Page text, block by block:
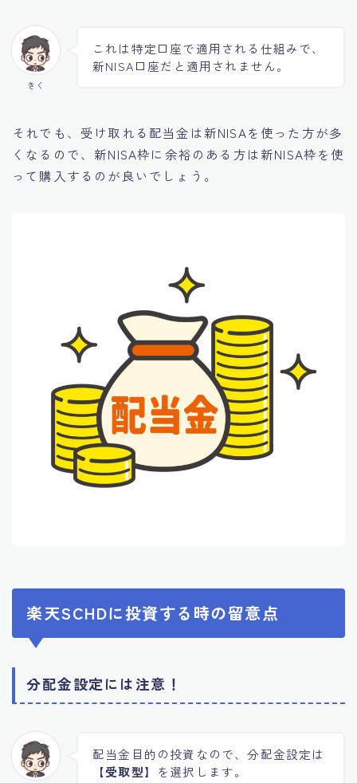
きく
これは特定口座で適用される仕組みで、
新NISA口座だと適用されません。
それでも、受け取れる配当金は新NISAを使った方が多
くなるので、新NISA枠に余裕のある方は新NISA枠を使
って購入するのが良いでしょう。
楽天SCHDに投資する時の留意点
分配金設定には注意！
配当金目的の投資なので、分配金設定は
【受取型】 を選択します。